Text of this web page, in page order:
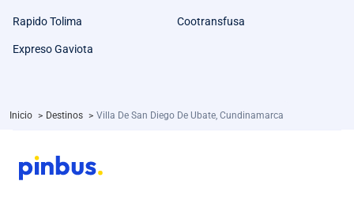
Rapido Tolima Cootransfusa
Expreso Gaviota
Inicio > Destinos > Villa De San Diego De Ubate, Cundinamarca